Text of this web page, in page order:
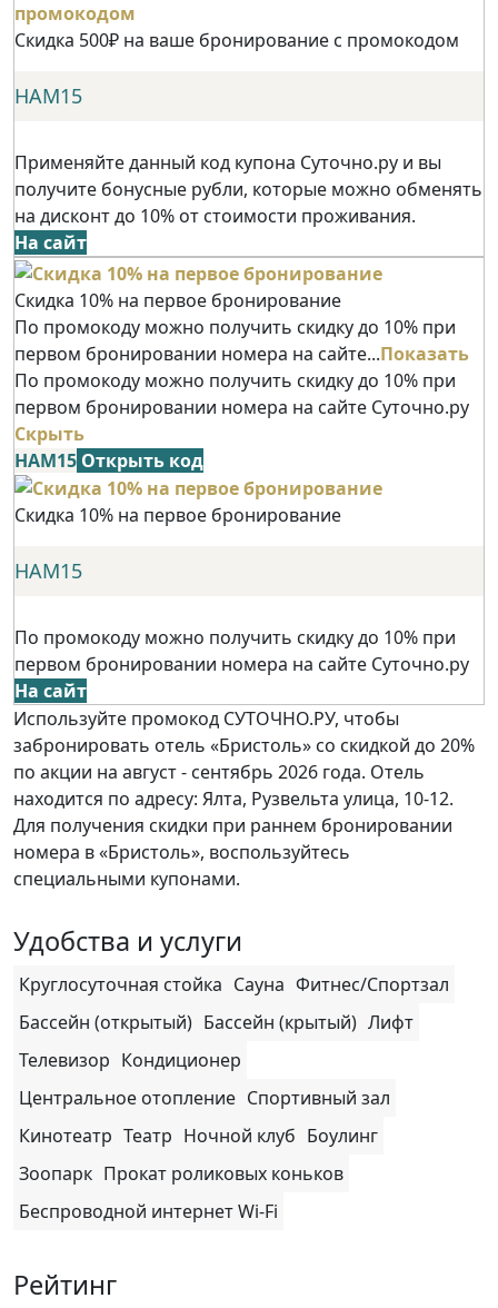
Скидка 500₽ на ваше бронирование с промокодом
НАМ15
Применяйте данный код купона Суточно.ру и вы
получите бонусные рубли, которые можно обменять
на дисконт до 10% от стоимости проживания.
На сайт
Скидка 10% на первое бронирование
По промокоду можно получить скидку до 10% при
первом бронировании номера на сайте...Показать
По промокоду можно получить скидку до 10% при
первом бронировании номера на сайте Суточно.ру
Скрыть
НАМ15 Открыть код
Скидка 10% на первое бронирование
НАМ15
По промокоду можно получить скидку до 10% при
первом бронировании номера на сайте Суточно.ру
На сайт
Используйте промокод СУТОЧНО.РУ, чтобы
забронировать отель «Бристоль» со скидкой до 20%
по акции на август - сентябрь 2026 года. Отель
находится по адресу: Ялта, Рузвельта улица, 10-12.
Для получения скидки при раннем бронировании
номера в «Бристоль», воспользуйтесь
специальными купонами.
Удобства и услуги
Круглосуточная стойка Сауна Фитнес/Спортзал
Бассейн (открытый) Бассейн (крытый) Лифт
Телевизор Кондиционер
Центральное отопление Спортивный зал
Кинотеатр Театр Ночной клуб Боулинг
Зоопарк Прокат роликовых коньков
Беспроводной интернет Wi-Fi
Рейтинг